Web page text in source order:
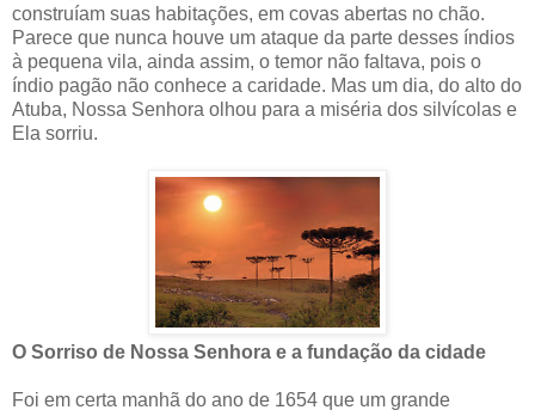
construíam suas habitações, em covas abertas no chão.
Parece que nunca houve um ataque da parte desses índios
à pequena vila, ainda assim, o temor não faltava, pois o
índio pagão não conhece a caridade. Mas um dia, do alto do
Atuba, Nossa Senhora olhou para a miséria dos silvícolas e
Ela sorriu.
O Sorriso de Nossa Senhora e a fundação da cidade
Foi em certa manhã do ano de 1654 que um grande